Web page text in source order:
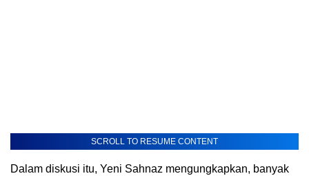
SCROLL TO RESUME CONTENT
Dalam diskusi itu, Yeni Sahnaz mengungkapkan, banyak